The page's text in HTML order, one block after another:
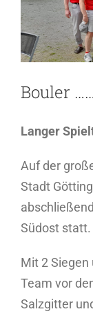
Bouler
Langer
Auf der
Stadt
Südost statt.
Mit 2 Siegen
Team vor
Salzgitter